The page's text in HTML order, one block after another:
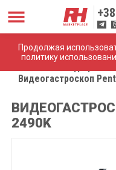
Продолжая
политику
+38
Видеогастроскоп
2490K